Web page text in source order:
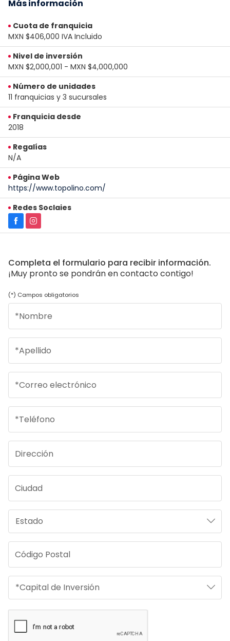
Más información
Cuota de franquicia
MXN $406,000 IVA Incluido
Nivel de inversión
MXN $2,000,001 - MXN $4,000,000
Número de unidades
11 franquicias y 3 sucursales
Franquicia desde
2018
Regalías
N/A
Página Web
https://www.topolino.com/
Redes Soclaies
Completa el formulario para recibir información.
¡Muy pronto se pondrán en contacto contigo!
(*) Campos obligatorios